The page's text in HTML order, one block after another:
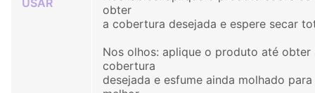
USAR
obter
a cobertura desejada e espere secar
Nos olhos: aplique o produto até obter
cobertura
desejada e esfume ainda molhado